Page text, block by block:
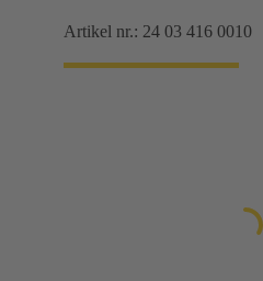
Artikel nr.: 24 03 416 0010